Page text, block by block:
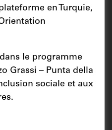
en Turquie,
le programme
Grassi – Punta della
sociale et aux